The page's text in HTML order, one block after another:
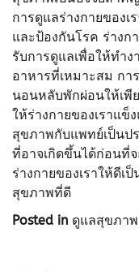
การดูแลร่างกายของ
และป้องกันโรค ร่างก
รับการดูแลเพื่อให้ทำ
อาหารที่เหมาะสม กา
นอนหลับพักผ่อนให้เพี
ให้ร่างกายของเราแข็
สุขภาพกับแพทย์เป็นป
ที่อาจเกิดขึ้นได้ก่อนที่
ร่างกายของเราให้ดี
สุขภาพที่ดี
Posted in ดูแลสุขภาพ